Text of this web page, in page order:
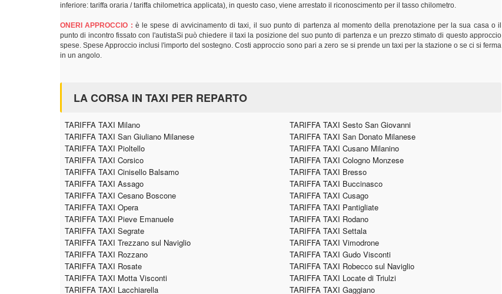
inferiore: tariffa oraria / tariffa chilometrica applicata), in questo caso, viene arrestato il riconoscimento per il tasso chilometro.
ONERI APPROCCIO : è le spese di avvicinamento di taxi, il suo punto di partenza al momento della prenotazione per la sua casa o il
punto di incontro fissato con l'autistaSi può chiedere il taxi la posizione del suo punto di partenza e un prezzo stimato di questo approccio
spese. Spese Approccio inclusi l'importo del sostegno. Costi approccio sono pari a zero se si prende un taxi per la stazione o se ci si ferma
in un angolo.
LA CORSA IN TAXI PER REPARTO
TARIFFA TAXI Milano
TARIFFA TAXI Sesto San Giovanni
TARIFFA TAXI San Giuliano Milanese
TARIFFA TAXI San Donato Milanese
TARIFFA TAXI Pioltello
TARIFFA TAXI Cusano Milanino
TARIFFA TAXI Corsico
TARIFFA TAXI Cologno Monzese
TARIFFA TAXI Cinisello Balsamo
TARIFFA TAXI Bresso
TARIFFA TAXI Assago
TARIFFA TAXI Buccinasco
TARIFFA TAXI Cesano Boscone
TARIFFA TAXI Cusago
TARIFFA TAXI Opera
TARIFFA TAXI Pantigliate
TARIFFA TAXI Pieve Emanuele
TARIFFA TAXI Rodano
TARIFFA TAXI Segrate
TARIFFA TAXI Settala
TARIFFA TAXI Trezzano sul Naviglio
TARIFFA TAXI Vimodrone
TARIFFA TAXI Rozzano
TARIFFA TAXI Gudo Visconti
TARIFFA TAXI Rosate
TARIFFA TAXI Robecco sul Naviglio
TARIFFA TAXI Motta Visconti
TARIFFA TAXI Locate di Triulzi
TARIFFA TAXI Lacchiarella
TARIFFA TAXI Gaggiano